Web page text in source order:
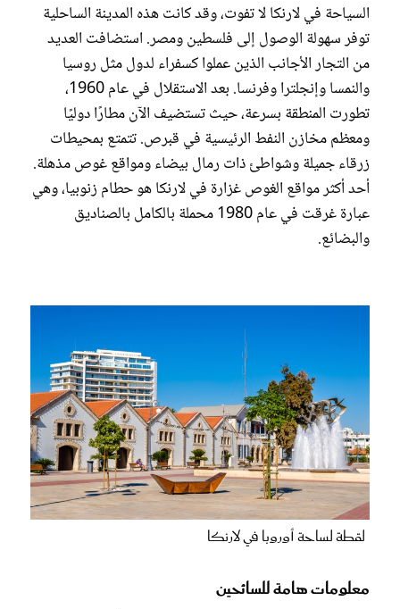
السياحة في لارنكا لا تفوت، وقد كانت هذه المدينة الساحلية
توفر سهولة الوصول إلى فلسطين ومصر. استضافت العديد
من التجار الأجانب الذين عملوا كسفراء لدول مثل روسيا
والنمسا وإنجلترا وفرنسا. بعد الاستقلال في عام 1960،
تطورت المنطقة بسرعة، حيث تستضيف الآن مطارًا دوليًا
ومعظم مخازن النفط الرئيسية في قبرص. تتمتع بمحيطات
زرقاء جميلة وشواطئ ذات رمال بيضاء ومواقع غوص مذهلة.
أحد أكثر مواقع الغوص غزارة في لارنكا هو حطام زنوبيا، وهي
عبارة غرقت في عام 1980 محملة بالكامل بالصناديق
والبضائع.
لقطة لساحة أوروبا في لارنكا
معلومات هامة للسائحين